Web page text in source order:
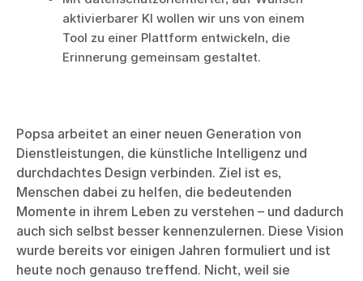
aktivierbarer KI wollen wir uns von einem
Tool zu einer Plattform entwickeln, die
Erinnerung gemeinsam gestaltet.
Popsa arbeitet an einer neuen Generation von
Dienstleistungen, die künstliche Intelligenz und
durchdachtes Design verbinden. Ziel ist es,
Menschen dabei zu helfen, die bedeutenden
Momente in ihrem Leben zu verstehen – und dadurch
auch sich selbst besser kennenzulernen. Diese Vision
wurde bereits vor einigen Jahren formuliert und ist
heute noch genauso treffend. Nicht, weil sie